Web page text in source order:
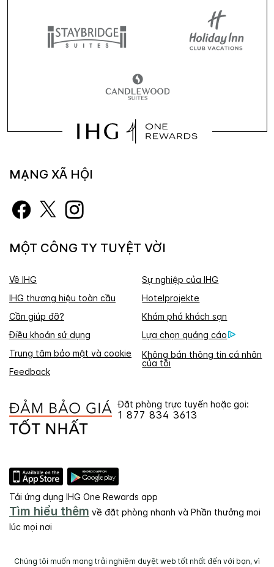
MẠNG XÃ HỘI
MỘT CÔNG TY TUYỆT VỜI
Về IHG
Sự nghiệp của IHG
IHG thương hiệu toàn cầu
Hotelprojekte
Cần giúp đỡ?
Khám phá khách sạn
Điều khoản sử dụng
Lựa chọn quảng cáo
Trung tâm bảo mật và cookie
Không bán thông tin cá nhân
của tôi
Feedback
Đặt phòng trực tuyến hoặc gọi:
1 877 834 3613
Tải ứng dụng IHG One Rewards app
Tìm hiểu thêm về đặt phòng nhanh và Phần thưởng mọi
lúc mọi nơi
Chúng tôi muốn mang trải nghiệm duyệt web tốt nhất đến với bạn, vì